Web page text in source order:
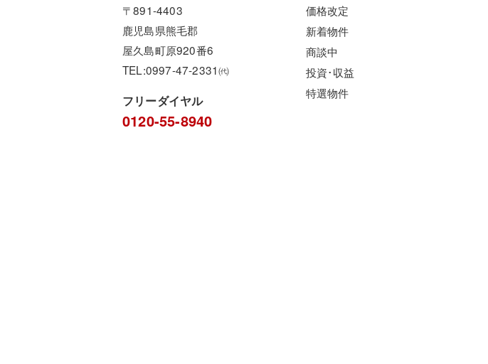
〒891-4403
鹿児島県熊毛郡
屋久島町原920番6
TEL:0997-47-2331㈹
フリーダイヤル
0120-55-8940
価格改定
新着物件
商談中
投資･収益
特選物件